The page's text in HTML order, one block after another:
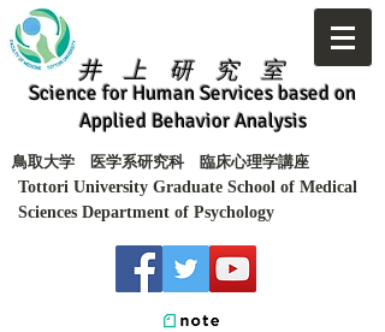
井 上 研 究 室
Science for Human Services based on
Applied Behavior Analysis
​鳥取大学 医学系研究科 臨床心理学講座
Tottori University Graduate School of Medical
Sciences Department of Psychology